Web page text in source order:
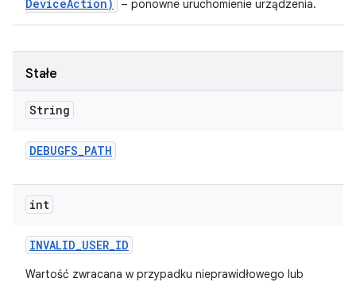
DeviceAction)
– ponowne uruchomienie urządzenia.
Stałe
String
DEBUGFS_PATH
int
INVALID_USER_ID
Wartość zwracana w przypadku nieprawidłowego lub